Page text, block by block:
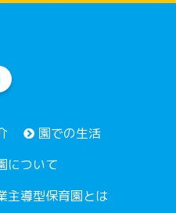
園での生活
について
主導型保育園とは